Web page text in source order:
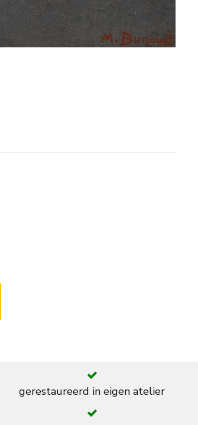
gerestaureerd in eigen atelier